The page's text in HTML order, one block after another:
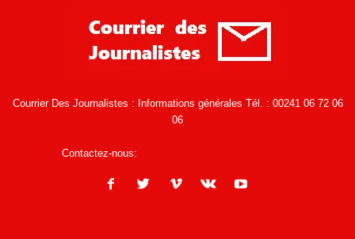
Courrier Des Journalistes : Informations générales Tél. : 00241 06 72 06
06
Contactez-nous: